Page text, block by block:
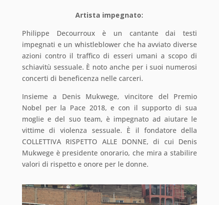
Artista impegnato:
Philippe Decourroux è un cantante dai testi
impegnati e un whistleblower che ha avviato diverse
azioni contro il traffico di esseri umani a scopo di
schiavitù sessuale. È noto anche per i suoi numerosi
concerti di beneficenza nelle carceri.
Insieme a Denis Mukwege, vincitore del Premio
Nobel per la Pace 2018, e con il supporto di sua
moglie e del suo team, è impegnato ad aiutare le
vittime di violenza sessuale. È il fondatore della
COLLETTIVA RISPETTO ALLE DONNE, di cui Denis
Mukwege è presidente onorario, che mira a stabilire
valori di rispetto e onore per le donne.